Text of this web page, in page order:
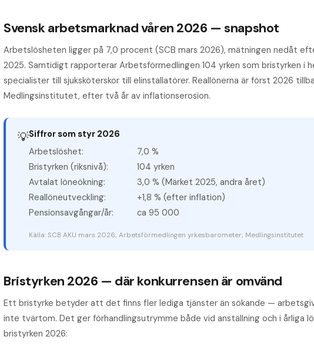
Svensk arbetsmarknad våren 2026 — snapshot
Arbetslösheten ligger på 7,0 procent (SCB mars 2026), mätningen nedåt
2025. Samtidigt rapporterar Arbetsförmedlingen 104 yrken som bristyrken i
specialister till sjuksköterskor till elinstallatörer. Reallönerna är först 2026
Medlingsinstitutet, efter två år av inflation­serosion.
💡Siffror som styr 2026
Arbetslöshet:
7,0 %
Bristyrken (riksnivå):
104 yrken
Avtalat löneökning:
3,0 % (Märket 2025, andra året)
Reallöneutveckling:
+1,8 % (efter inflation)
Pensionsavgångar/år:
ca 95 000
Källa: SCB AKU mars 2026; Arbetsförmedlingen yrkes­barometer; Medlingsinstitutet
Bristyrken 2026 — där konkurrensen är omvänd
Ett bristyrke betyder att det finns fler lediga tjänster än sökande —
inte tvärtom. Det ger förhandlingsutrymme både vid anställning och i årliga
bristyrken 2026: